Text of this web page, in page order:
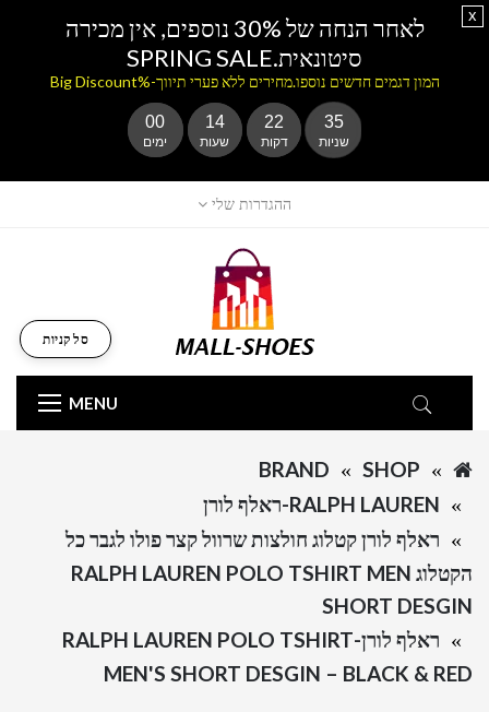
ההגדרות שלי
MENU
סל קניות
SHOP
BRAND
RALPH LAUREN-ראלף לורן
ראלף לורן קטלוג חולצות שרוול קצר פולו לגבר כל
הקטלוג RALPH LAUREN POLO TSHIRT MEN
SHORT DESGIN
ראלף לורן-RALPH LAUREN POLO TSHIRT
MEN'S SHORT DESGIN – BLACK & RED
לאחר הנחה של 30% נוספים, אין מכירה
סיטונאית.SPRING SALE
המון דגמים חדשים נוספו.מחירים ללא פערי תיווך-%Big Discount
00
ימים
14
שעות
22
דקות
35
שניות
x